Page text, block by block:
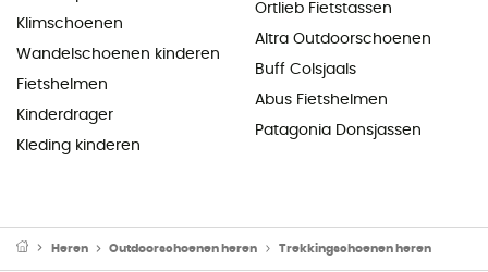
Klimschoenen
Wandelschoenen kinderen
Fietshelmen
Kinderdrager
Kleding kinderen
Ortlieb Fietstassen
Altra Outdoorschoenen
Buff Colsjaals
Abus Fietshelmen
Patagonia Donsjassen
Heren Outdoorschoenen heren Trekkingschoenen heren